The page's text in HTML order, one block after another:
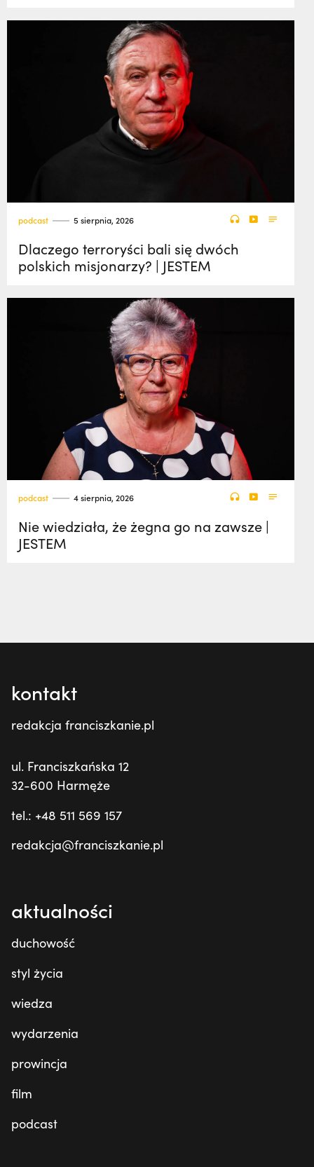
podcast 5 sierpnia, 2026
Dlaczego terroryści bali się dwóch
polskich misjonarzy? | JESTEM
podcast 4 sierpnia, 2026
Nie wiedziała, że żegna go na zawsze |
JESTEM
kontakt
redakcja franciszkanie.pl
ul. Franciszkańska 12
32-600 Harmęże
tel.: +48 511 569 157
redakcja@franciszkanie.pl
aktualności
duchowość
styl życia
wiedza
wydarzenia
prowincja
film
podcast